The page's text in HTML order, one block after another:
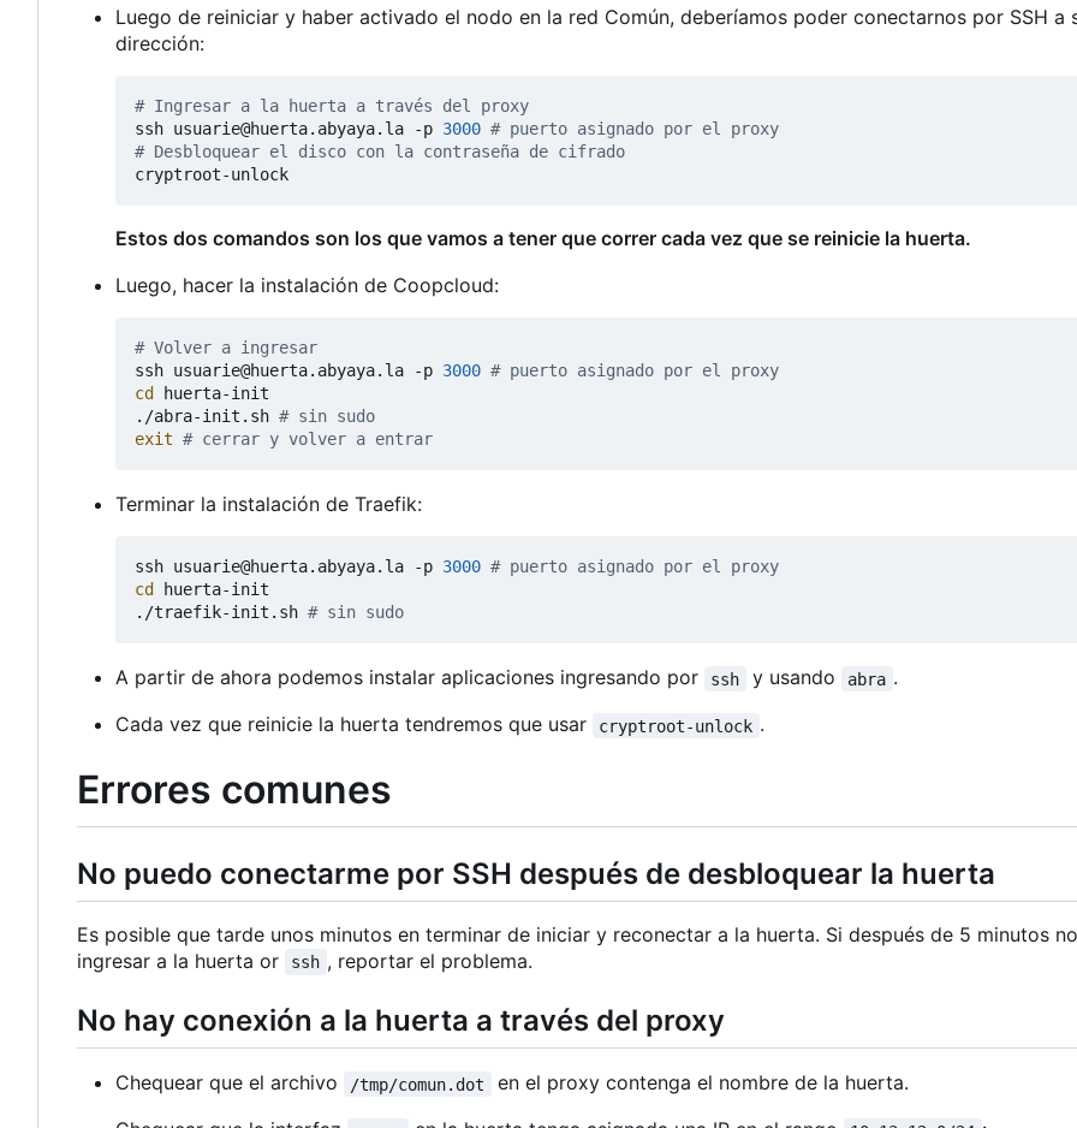
Luego de reiniciar y haber activado el nodo en la red Común, deberíamos poder conectarnos por SSH a
dirección:
# Ingresar a la huerta a través del proxy
ssh usuarie@huerta.abyaya.la -p 3000 # puerto asignado por el proxy
# Desbloquear el disco con la contraseña de cifrado
Estos dos comandos son los que vamos a tener que correr cada vez que se reinicie la huerta.
Luego, hacer la instalación de Coopcloud:
# Volver a ingresar
ssh usuarie@huerta.abyaya.la -p 3000 # puerto asignado por el proxy
cd
huerta-init
./abra-init.sh # sin sudo
exit # cerrar y volver a entrar
Terminar la instalación de Traefik:
ssh usuarie@huerta.abyaya.la -p 3000 # puerto asignado por el proxy
cd
huerta-init
./traefik-init.sh # sin sudo
A partir de ahora podemos instalar aplicaciones ingresando por ssh y usando abra .
Cada vez que reinicie la huerta tendremos que usar
cryptroot-unlock .
Errores comunes
No puedo conectarme por SSH después de desbloquear la huerta
Es posible que tarde unos minutos en terminar de iniciar y reconectar a la huerta. Si después de 5 minutos
ingresar a la huerta or
ssh , reportar el problema.
No hay conexión a la huerta a través del proxy
Chequear que el archivo /tmp/comun.dot
en el proxy contenga el nombre de la huerta.